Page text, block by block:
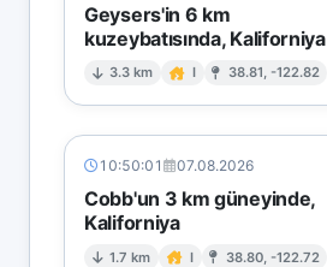
Geysers'in 6 km
kuzeybatısında, Kaliforniya
3.3 km I 38.81, -122.82
10:50:01 07.08.2026
Cobb'un 3 km güneyinde,
Kaliforniya
1.7 km I 38.80, -122.72